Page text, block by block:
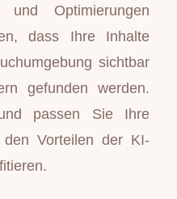
und Optimierungen
dass Ihre Inhalte
sichtbar
gefunden werden.
passen Sie Ihre
Vorteilen der KI-